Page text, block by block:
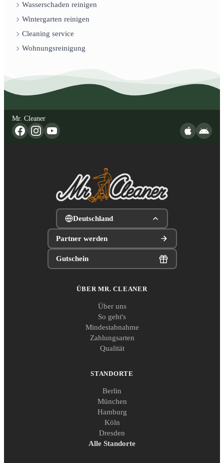
Wasserschaden reinigen
Wintergarten reinigen
Cleaning service
Wohnungsreinigung
Mr. Cleaner
Deutschland
Partner werden
Gutschein
ÜBER MR. CLEANER
Über uns
So geht's
Mindestabnahme
Zahlungsarten
Qualität
STANDORTE
Berlin
München
Hamburg
Köln
Dresden
Alle Standorte